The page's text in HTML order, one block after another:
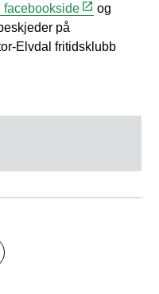
fac​ebookside
og
på
Elvdal fritidsklubb